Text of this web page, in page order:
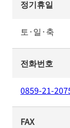
정기휴일
토·일·축
전화번호
0859-21-
FAX